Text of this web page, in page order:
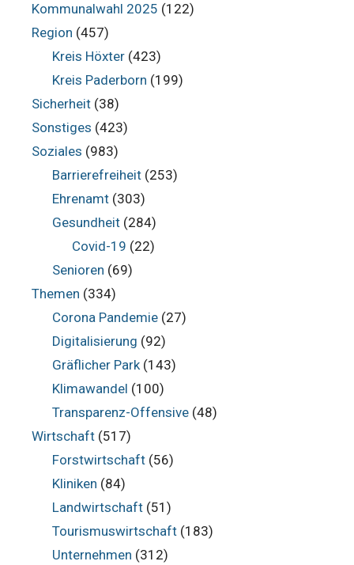
Kommunalwahl 2025 (122)
Region (457)
Kreis Höxter(423)
Kreis Paderborn (199)
Sicherheit (38)
Sonstiges (423)
Soziales (983)
Barrierefreiheit(253)
Ehrenamt(303)
Gesundheit(284)
Covid-19 (22)
Senioren (69)
Themen (334)
Corona Pandemie(27)
Digitalisierung (92)
Gräflicher Park(143)
Klimawandel (100)
Transparenz-Offensive(48)
Wirtschaft (517)
Forstwirtschaft(56)
Kliniken (84)
Landwirtschaft(51)
Tourismuswirtschaft(183)
Unternehmen (312)